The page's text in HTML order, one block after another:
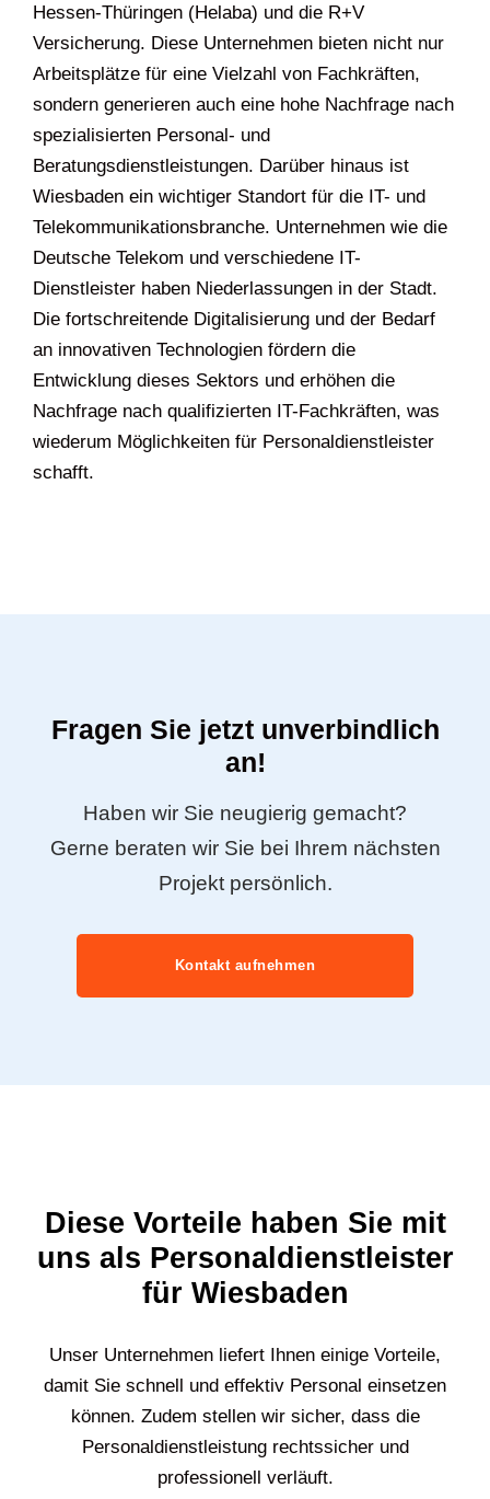
Hessen-Thüringen (Helaba) und die R+V
Versicherung. Diese Unternehmen bieten nicht nur
Arbeitsplätze für eine Vielzahl von Fachkräften,
sondern generieren auch eine hohe Nachfrage nach
spezialisierten Personal- und
Beratungsdienstleistungen. Darüber hinaus ist
Wiesbaden ein wichtiger Standort für die IT- und
Telekommunikationsbranche. Unternehmen wie die
Deutsche Telekom und verschiedene IT-
Dienstleister haben Niederlassungen in der Stadt.
Die fortschreitende Digitalisierung und der Bedarf
an innovativen Technologien fördern die
Entwicklung dieses Sektors und erhöhen die
Nachfrage nach qualifizierten IT-Fachkräften, was
wiederum Möglichkeiten für Personaldienstleister
schafft.
Fragen Sie jetzt unverbindlich
an!
Haben wir Sie neugierig gemacht?
Gerne beraten wir Sie bei Ihrem nächsten
Projekt persönlich.
Kontakt aufnehmen
Diese Vorteile haben Sie mit
uns als Personaldienstleister
für Wiesbaden
Unser Unternehmen liefert Ihnen einige Vorteile,
damit Sie schnell und effektiv Personal einsetzen
können. Zudem stellen wir sicher, dass die
Personaldienstleistung rechtssicher und
professionell verläuft.